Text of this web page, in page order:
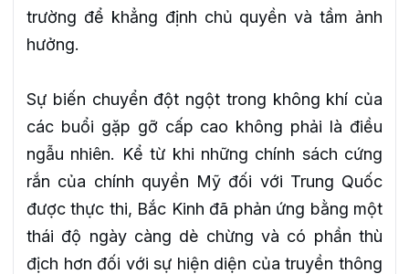
trường để khẳng định chủ quyền và tầm ảnh
hưởng.
Sự biến chuyển đột ngột trong không khí của
các buổi gặp gỡ cấp cao không phải là điều
ngẫu nhiên. Kể từ khi những chính sách cứng
rắn của chính quyền Mỹ đối với Trung Quốc
được thực thi, Bắc Kinh đã phản ứng bằng một
thái độ ngày càng dè chừng và có phần thù
địch hơn đối với sự hiện diện của truyền thông